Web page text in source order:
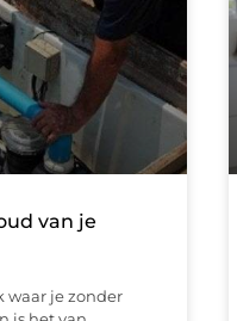
van je
waar je zonder